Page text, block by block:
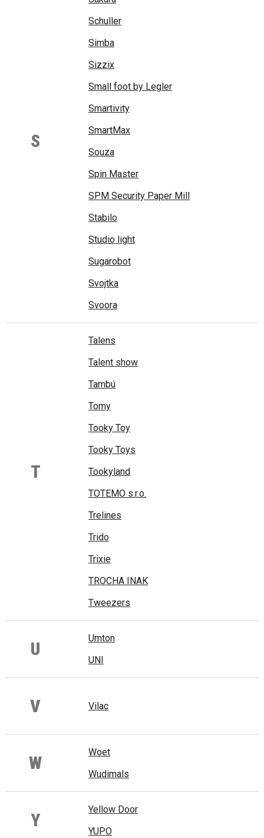
S
Schuller
Simba
Sizzix
Small foot by Legler
Smartivity
SmartMax
Souza
Spin Master
SPM Security Paper Mill
Stabilo
Studio light
Sugarobot
Svojtka
Svoora
T
Talens
Talent show
Tambú
Tomy
Tooky Toy
Tooky Toys
Tookyland
TOTEMO s.r.o.
Trelines
Trido
Trixie
TROCHA INAK
Tweezers
U
Umton
UNI
V Vilac
W
Woet
Wudimals
Y
Yellow Door
YUPO